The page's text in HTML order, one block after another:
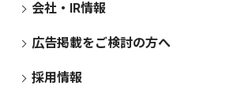
会社・IR情報
広告掲載をご検討の方へ
採用情報